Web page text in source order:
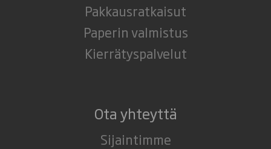
Pakkausratkaisut
Paperin valmistus
Kierrätyspalvelut
Ota yhteyttä
Sijaintimme